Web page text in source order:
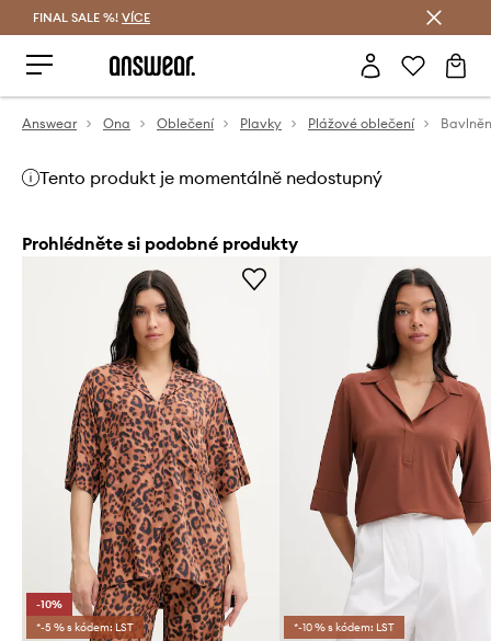
FINAL SALE %! VÍCE
Answear Ona Oblečení Plavky Plážové oblečení
Tento produkt je momentálně nedostupný
Prohlédněte si podobné produkty
-10%
*-5 % s kódem: LST
*-10 % s kódem: LST